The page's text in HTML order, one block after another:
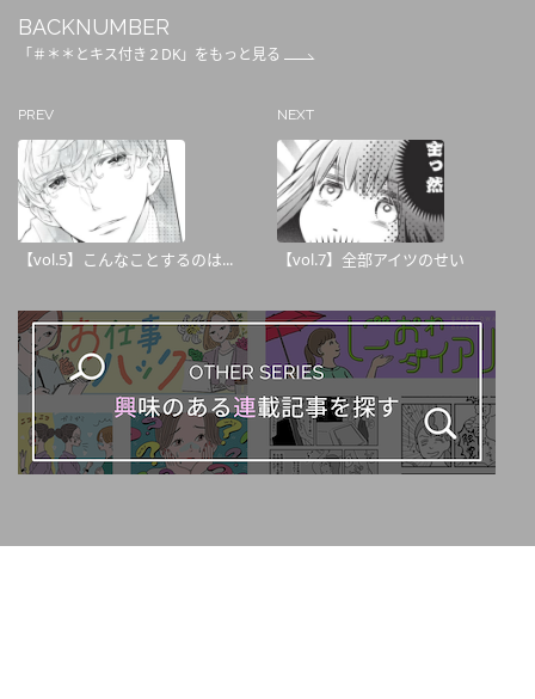
BACKNUMBER
「＃＊＊とキス付き２DK」をもっと見る
PREV
【vol.5】こんなことするのは...
NEXT
【vol.7】全部アイツのせい